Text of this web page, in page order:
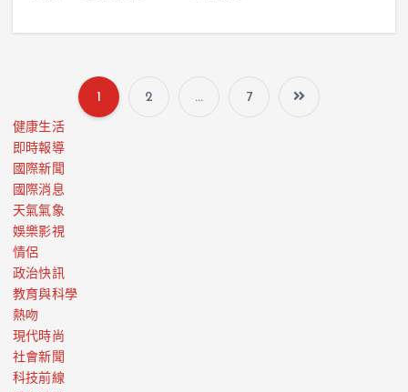
1 2 ... 7
健康生活
即時報導
國際新聞
國際消息
天氣氣象
娛樂影視
情侶
政治快訊
教育與科學
熱吻
現代時尚
社會新聞
科技前線